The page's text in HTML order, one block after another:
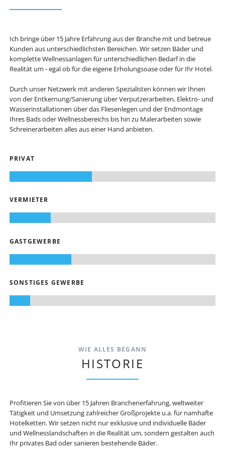
Ich bringe über 15 Jahre Erfahrung aus der Branche mit und betreue
Kunden aus unterschiedlichsten Bereichen. Wir setzen Bäder und
komplette Wellnessanlagen für unterschiedlichen Bedarf in die
Realität um - egal ob für die eigene Erholungsoase oder für Ihr Hotel.
Durch unser Netzwerk mit anderen Spezialisten können wir Ihnen
von der Entkernung/Sanierung über Verputzerarbeiten, Elektro- und
Wasserinstallationen über das Fliesenlegen und der Endmontage
Ihres Bads oder Wellnessbereichs bis hin zu Malerarbeiten sowie
Schreinerarbeiten alles aus einer Hand anbieten.
PRIVAT
VERMIETER
GASTGEWERBE
SONSTIGES GEWERBE
WIE ALLES BEGANN
HISTORIE
Profitieren Sie von über 15 Jahren Branchenerfahrung, weltweiter
Tätigkeit und Umsetzung zahlreicher Großprojekte u.a. für namhafte
Hotelketten. Wir setzen nicht nur exklusive und individuelle Bäder
und Wellnesslandschaften in die Realität um, sondern gestalten auch
Ihr privates Bad oder sanieren bestehende Bäder.